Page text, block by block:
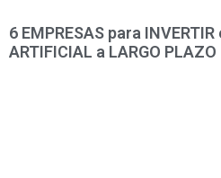
6 EMPRESAS para
ARTIFICIAL a LARGO PLAZO